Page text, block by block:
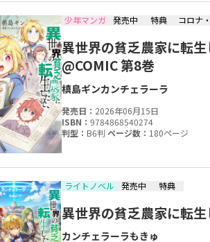
少年マンガ 発売中 特典 コロナ
異世界の貧乏農家に転
@COMIC 第8巻
槙島ギンカンチェラーラ
発売日： 2026年06月15日
ISBN： 9784868540274
判型： B6判 ページ数： 180ページ
ライトノベル 発売中 特典
異世界の貧乏農家に転
カンチェラーラもきゅ